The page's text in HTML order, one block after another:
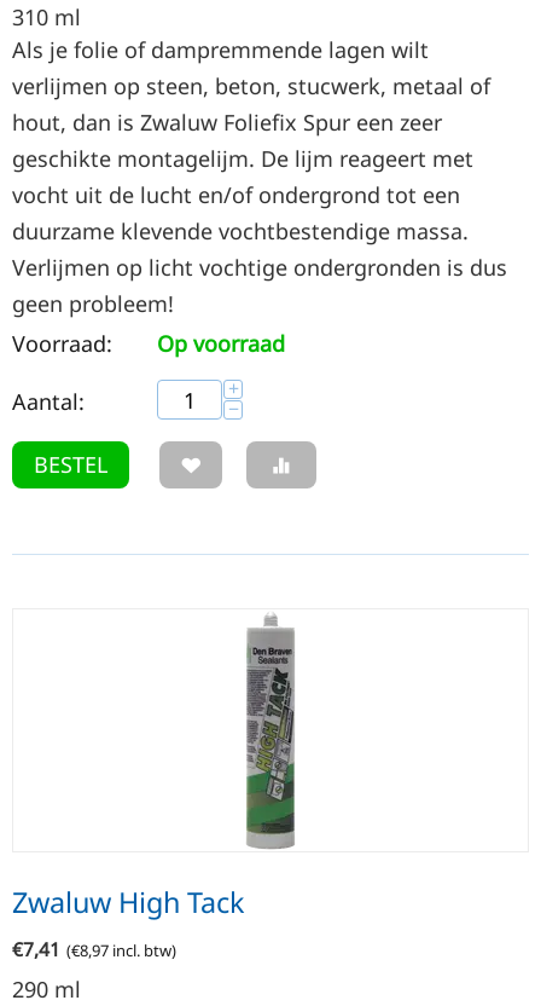
310 ml
Als je folie of dampremmende lagen wilt
verlijmen op steen, beton, stucwerk, metaal of
hout, dan is Zwaluw Foliefix Spur een zeer
geschikte montagelijm. De lijm reageert met
vocht uit de lucht en/of ondergrond tot een
duurzame klevende vochtbestendige massa.
Verlijmen op licht vochtige ondergronden is dus
geen probleem!
Voorraad:
Op voorraad
Aantal:
+
−
BESTEL
Zwaluw High Tack
€7,41 (€8,97 incl. btw)
290 ml